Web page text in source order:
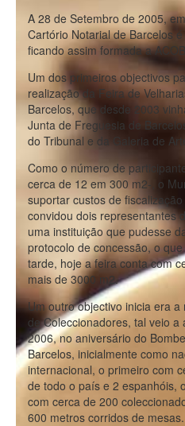
A 28 de Setembro de 2005,
Cartório Notarial de Barcelos
ficando assim formada a
Um dos primeiros objectivos
realização da Feira de
Barcelos, que desde 2003
Junta de Freguesia de
do Tribunal e da Galeria de Arte.
Como o número de
cerca de 12 em 300 m2-, o
suportar custos de
convidou dois representantes
uma instituição que pudesse
protocolo de concessão, o
tarde, hoje a feira conta com
mais de 3000 m2.
Um outro objectivo inicia era
de Coleccionadores, tal veio
2006, no aniversário do
Barcelos, inicialmente como
internacional, o primeiro com
de todo o país e 2 espanhóis,
com cerca de 200
600 metros corridos de mesas.